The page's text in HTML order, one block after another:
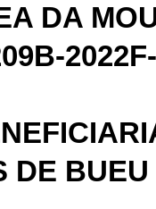
DA
DE BUEU